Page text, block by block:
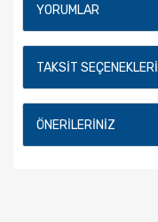
YORUMLAR
TAKSIT SEÇENEKLERI
ÖNERILERINIZ